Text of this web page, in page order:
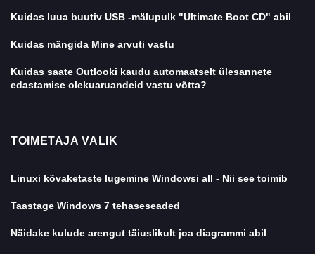
Kuidas luua buutiv USB -mälupulk "Ultimate Boot CD" abil
Kuidas mängida Mine arvuti vastu
Kuidas saate Outlooki kaudu automaatselt ülesannete
edastamise olekuaruandeid vastu võtta?
TOIMETAJA VALIK
Linuxi kõvaketaste lugemine Windowsi all - Nii see toimib
Taastage Windows 7 tehaseseaded
Näidake kulude arengut täiuslikult joa diagrammi abil